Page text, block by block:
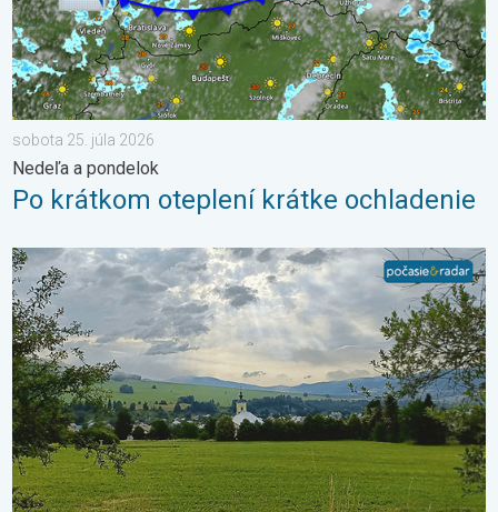
sobota 25. júla 2026
Nedeľa a pondelok
Po krátkom oteplení krátke ochladenie
Z každého rožku trošku. 3-dňová predpoveď. . . pondelok 6.